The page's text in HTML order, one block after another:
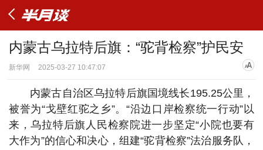
内蒙古乌拉特后旗：“驼背检察”护民安
新华网 2025-03-27 10:47:07
内蒙古自治区乌拉特后旗国境线长195.25公里，
被誉为“戈壁红驼之乡”。“沿边口岸检察统一行动”以
来，乌拉特后旗人民检察院进一步坚定“小院也要有
大作为”的信心和决心，组建“驼背检察”法治服务队，